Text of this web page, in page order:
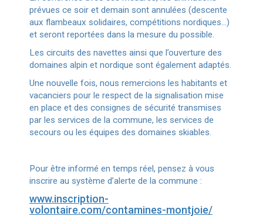
prévues ce soir et demain sont annulées (descente
aux flambeaux solidaires, compétitions nordiques…)
et seront reportées dans la mesure du possible.
Les circuits des navettes ainsi que l’ouverture des
domaines alpin et nordique sont également adaptés.
Une nouvelle fois, nous remercions les habitants et
vacanciers pour le respect de la signalisation mise
en place et des consignes de sécurité transmises
par les services de la commune, les services de
secours ou les équipes des domaines skiables.
Pour être informé en temps réel, pensez à vous
inscrire au système d’alerte de la commune :
www.inscription-
volontaire.com/contamines-montjoie/